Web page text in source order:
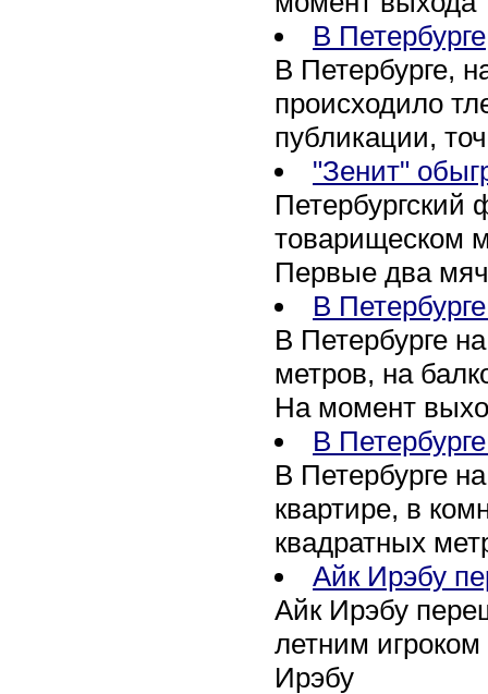
В
В Петербурге,
происходило
публикации,
"Зенит"
Петербургский
товарищеском
Первые два
В
В Петербурге
метров, на
На момент
В
В Петербурге
квартире, в
квадратных
Айк Ирэбу
Айк Ирэбу
летним
Ирэбу